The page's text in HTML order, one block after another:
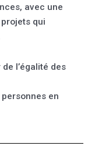
avec une
qui
l’égalité des
en